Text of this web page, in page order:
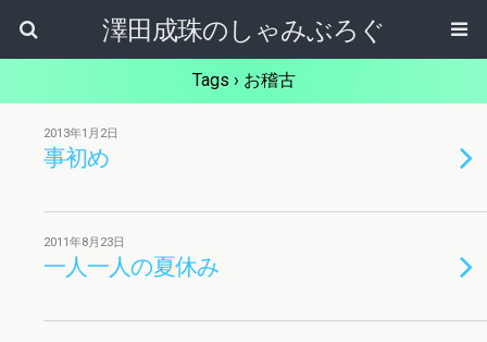
澤田成珠のしゃみぶろぐ
Tags › お稽古
2013年1月2日
事初め
2011年8月23日
一人一人の夏休み